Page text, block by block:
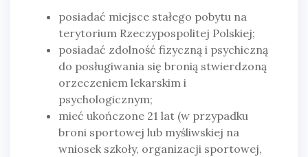
posiadać miejsce stałego pobytu na
terytorium Rzeczypospolitej Polskiej;
posiadać zdolność fizyczną i psychiczną
do posługiwania się bronią stwierdzoną
orzeczeniem lekarskim i
psychologicznym;
mieć ukończone 21 lat (w przypadku
broni sportowej lub myśliwskiej na
wniosek szkoły, organizacji sportowej,